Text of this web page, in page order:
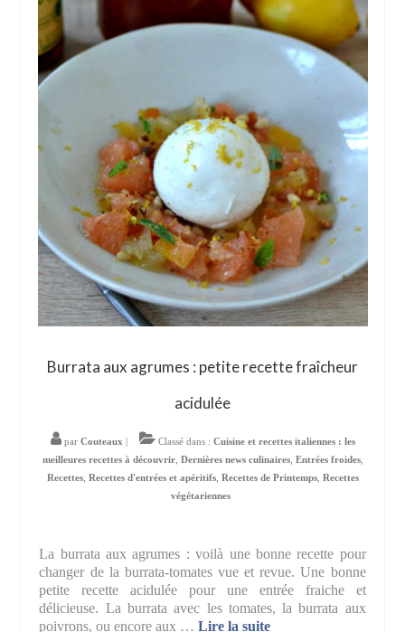
Burrata aux agrumes : petite recette fraîcheur
acidulée
par Couteaux Classé dans : Cuisine et recettes italiennes : les
meilleures recettes à découvrir, Dernières news culinaires, Entrées froides,
Recettes, Recettes d'entrées et apéritifs, Recettes de Printemps, Recettes
végétariennes
La burrata aux agrumes : voilà une bonne recette pour
changer de la burrata-tomates vue et revue. Une bonne
petite recette acidulée pour une entrée fraiche et
délicieuse. La burrata avec les tomates, la burrata aux
poivrons, ou encore aux …Lire la suite­­